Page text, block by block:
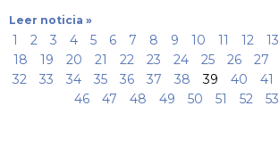
Leer noticia »
1 2 3 4 5 6 7 8 9 10 11 12 13
18 19 20 21 22 23 24 25 26 27
32 33 34 35 36 37 38 39 40 41
46 47 48 49 50 51 52 53